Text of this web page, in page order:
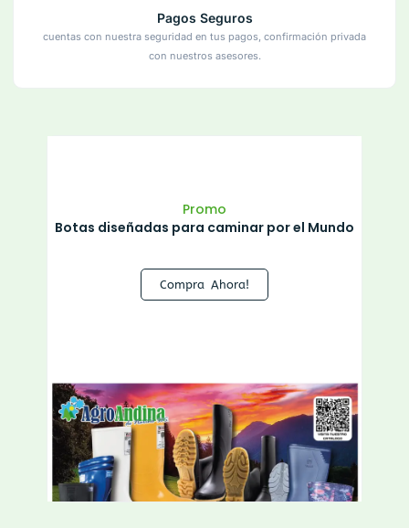
Pagos Seguros
cuentas con nuestra seguridad en tus pagos, confirmación privada
con nuestros asesores.
Promo
Botas diseñadas para caminar por el Mundo
Compra Ahora!